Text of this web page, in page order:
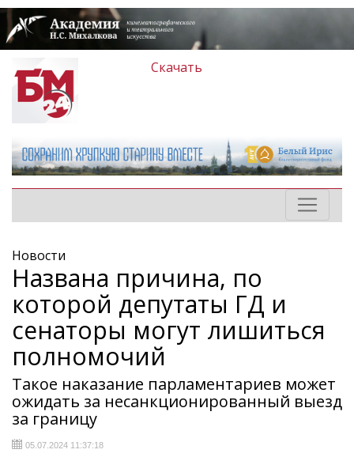
Скачать
Новости
Названа причина, по
которой депутаты ГД и
сенаторы могут лишиться
полномочий
Такое наказание парламентариев может
ожидать за несанкционированный выезд
за границу
05.07.2024 11:37:18